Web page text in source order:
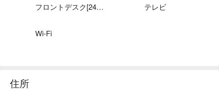
フロントデスク[24時間] テレビ
Wi-Fi
住所